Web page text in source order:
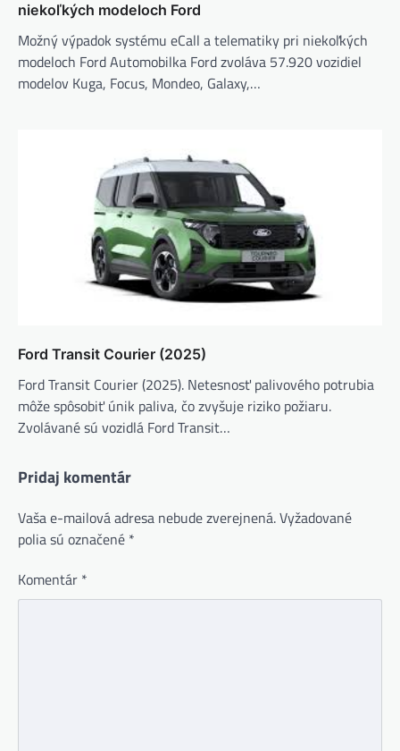
niekoľkých modeloch Ford
Možný výpadok systému eCall a telematiky pri niekoľkých
modeloch Ford Automobilka Ford zvoláva 57.920 vozidiel
modelov Kuga, Focus, Mondeo, Galaxy,…
Ford Transit Courier (2025)
Ford Transit Courier (2025). Netesnosť palivového potrubia
môže spôsobiť únik paliva, čo zvyšuje riziko požiaru.
Zvolávané sú vozidlá Ford Transit…
Pridaj komentár
Vaša e-mailová adresa nebude zverejnená.Vyžadované
polia sú označené *
Komentár *